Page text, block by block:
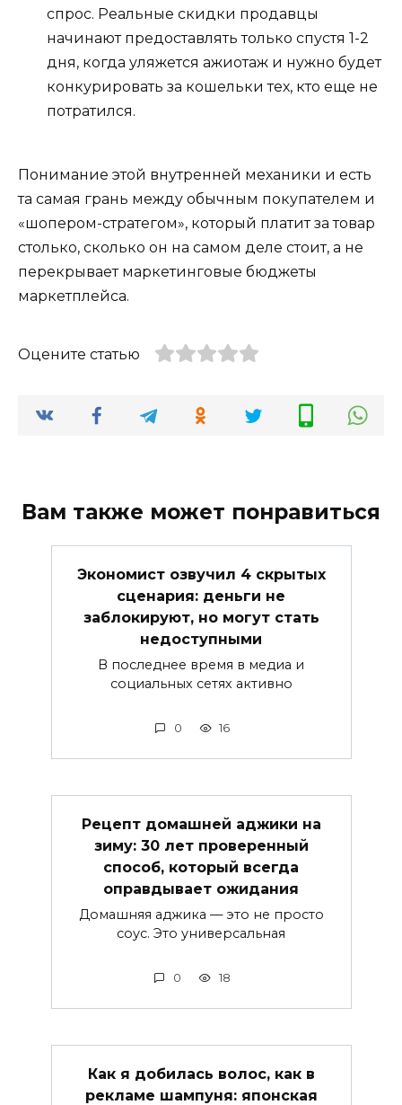
спрос. Реальные скидки продавцы
начинают предоставлять только спустя 1-2
дня, когда уляжется ажиотаж и нужно будет
конкурировать за кошельки тех, кто еще не
потратился.
Понимание этой внутренней механики и есть
та самая грань между обычным покупателем и
«шопером-стратегом», который платит за товар
столько, сколько он на самом деле стоит, а не
перекрывает маркетинговые бюджеты
маркетплейса.
Оцените статью
Вам также может понравиться
Экономист озвучил 4 скрытых
сценария: деньги не
заблокируют, но могут стать
недоступными
В последнее время в медиа и
социальных сетях активно
0 16
Рецепт домашней аджики на
зиму: 30 лет проверенный
способ, который всегда
оправдывает ожидания
Домашняя аджика — это не просто
соус. Это универсальная
0 18
Как я добилась волос, как в
рекламе шампуня: японская